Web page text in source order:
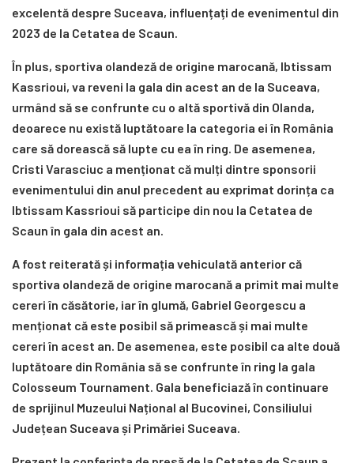
excelentă despre Suceava, influențați de evenimentul din
2023 de la Cetatea de Scaun.
În plus, sportiva olandeză de origine marocană, Ibtissam
Kassrioui, va reveni la gala din acest an de la Suceava,
urmând să se confrunte cu o altă sportivă din Olanda,
deoarece nu există luptătoare la categoria ei în România
care să dorească să lupte cu ea în ring. De asemenea,
Cristi Varasciuc a menționat că mulți dintre sponsorii
evenimentului din anul precedent au exprimat dorința ca
Ibtissam Kassrioui să participe din nou la Cetatea de
Scaun în gala din acest an.
A fost reiterată și informația vehiculată anterior că
sportiva olandeză de origine marocană a primit mai multe
cereri în căsătorie, iar în glumă, Gabriel Georgescu a
menționat că este posibil să primească și mai multe
cereri în acest an. De asemenea, este posibil ca alte două
luptătoare din România să se confrunte în ring la gala
Colosseum Tournament. Gala beneficiază în continuare
de sprijinul Muzeului Național al Bucovinei, Consiliului
Județean Suceava și Primăriei Suceava.